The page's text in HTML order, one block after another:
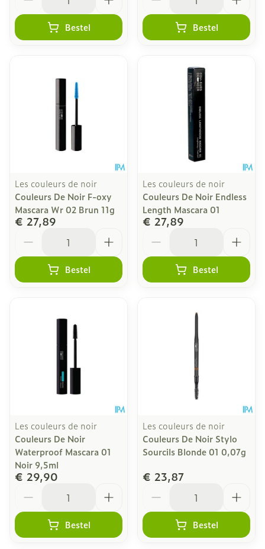
Bestel Bestel
Les couleurs de noir
Couleurs De Noir F-oxy
Mascara Wr 02 Brun 11g
€ 27,89
Bestel
Les couleurs de noir
Couleurs De Noir Endless
Length Mascara 01
€ 27,89
Bestel
Les couleurs de noir
Couleurs De Noir
Waterproof Mascara 01
Noir 9,5ml
€ 29,90
Bestel
Les couleurs de noir
Couleurs De Noir Stylo
Sourcils Blonde 01 0,07g
€ 23,87
Bestel